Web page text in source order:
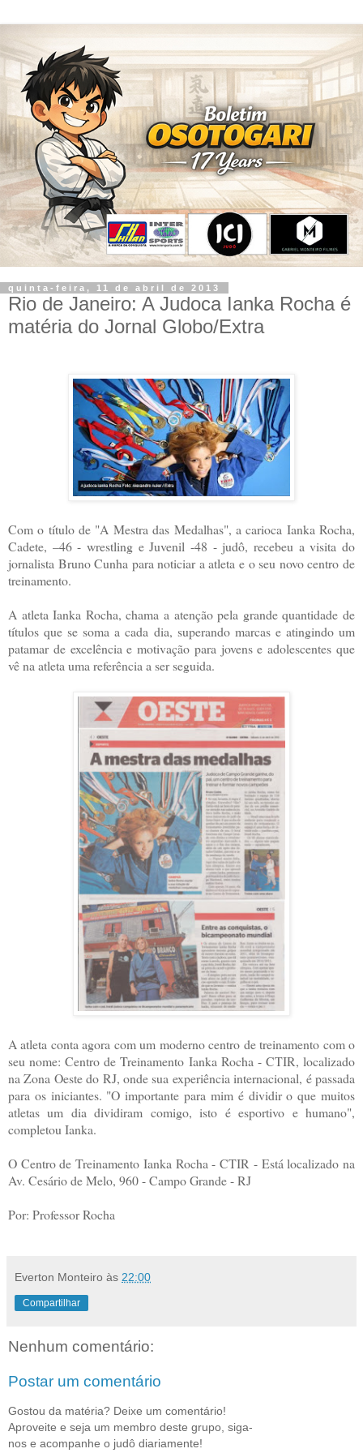
quinta-feira, 11 de abril de 2013
Rio de Janeiro: A Judoca Ianka Rocha é
matéria do Jornal Globo/Extra
Com o título de "A Mestra das Medalhas", a carioca Ianka Rocha,
Cadete, –46 - wrestling e Juvenil -48 - judô, recebeu a visita do
jornalista Bruno Cunha para noticiar a atleta e o seu novo centro de
treinamento.
A atleta Ianka Rocha, chama a atenção pela grande quantidade de
títulos que se soma a cada dia, superando marcas e atingindo um
patamar de excelência e motivação para jovens e adolescentes que
vê na atleta uma referência a ser seguida.
A atleta conta agora com um moderno centro de treinamento com o
seu nome: Centro de Treinamento Ianka Rocha - CTIR, localizado
na Zona Oeste do RJ, onde sua experiência internacional, é passada
para os iniciantes. "O importante para mim é dividir o que muitos
atletas um dia dividiram comigo, isto é esportivo e humano",
completou Ianka.
O Centro de Treinamento Ianka Rocha - CTIR - Está localizado na
Av. Cesário de Melo, 960 - Campo Grande - RJ
Por: Professor Rocha
Everton Monteiro às 22:00
Compartilhar
Nenhum comentário:
Postar um comentário
Gostou da matéria? Deixe um comentário!
Aproveite e seja um membro deste grupo, siga-
nos e acompanhe o judô diariamente!